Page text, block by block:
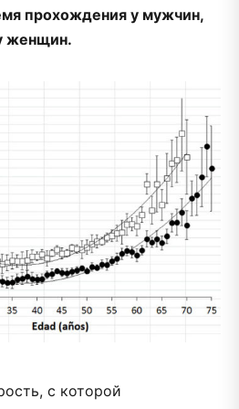
прохождения у мужчин,
женщин.
с которой